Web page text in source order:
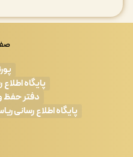
پایگاه
دفتر حفظ
پایگاه اطلاع رسانی